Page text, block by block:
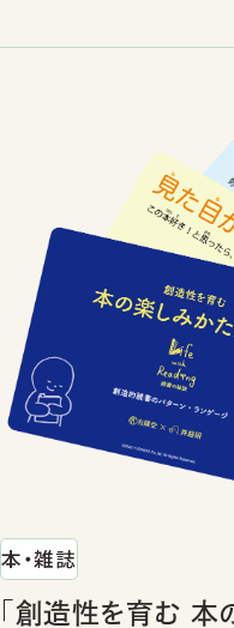
本・雑誌
「創造性を育む 本